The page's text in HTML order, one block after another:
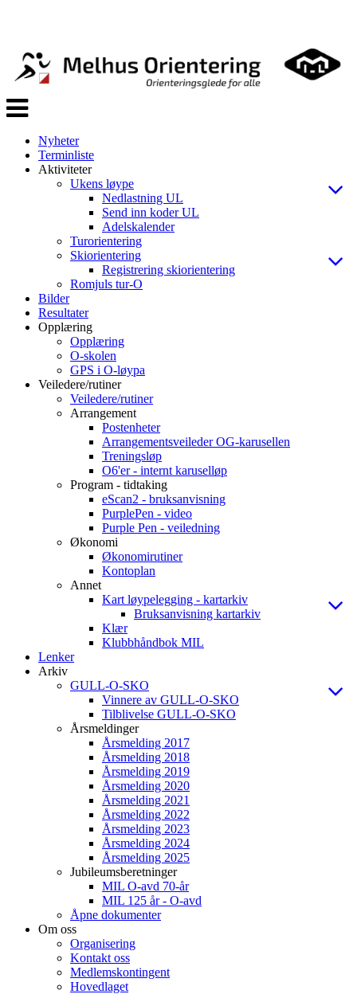
Veksle
navigasjon
Nyheter
Terminliste
Aktiviteter
Ukens løype
Nedlastning UL
Send inn koder UL
Adelskalender
Turorientering
Skiorientering
Registrering skiorientering
Romjuls tur-O
Bilder
Resultater
Opplæring
Opplæring
O-skolen
GPS i O-løypa
Veiledere/rutiner
Veiledere/rutiner
Arrangement
Postenheter
Arrangementsveileder OG-karusellen
Treningsløp
O6'er - internt karuselløp
Program - tidtaking
eScan2 - bruksanvisning
PurplePen - video
Purple Pen - veiledning
Økonomi
Økonomirutiner
Kontoplan
Annet
Kart løypelegging - kartarkiv
Bruksanvisning kartarkiv
Klær
Klubbhåndbok MIL
Lenker
Arkiv
GULL-O-SKO
Vinnere av GULL-O-SKO
Tilblivelse GULL-O-SKO
Årsmeldinger
Årsmelding 2017
Årsmelding 2018
Årsmelding 2019
Årsmelding 2020
Årsmelding 2021
Årsmelding 2022
Årsmelding 2023
Årsmelding 2024
Årsmelding 2025
Jubileumsberetninger
MIL O-avd 70-år
MIL 125 år - O-avd
Åpne dokumenter
Om oss
Organisering
Kontakt oss
Medlemskontingent
Hovedlaget